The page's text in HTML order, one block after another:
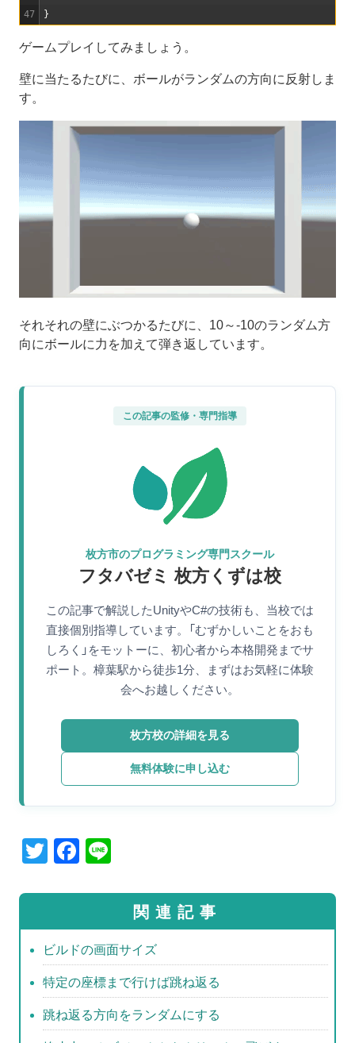
47
}
ゲームプレイしてみましょう。
壁に当たるたびに、ボールがランダムの方向に反射しま
す。
それそれの壁にぶつかるたびに、10～-10のランダム方
向にボールに力を加えて弾き返しています。
この記事の監修・専門指導
枚方市のプログラミング専門スクール
フタバゼミ 枚方くずは校
この記事で解説したUnityやC#の技術も、当校では
直接個別指導しています。「むずかしいことをおも
しろく」をモットーに、初心者から本格開発までサ
ポート。樟葉駅から徒歩1分、まずはお気軽に体験
会へお越しください。
枚方校の詳細を見る
無料体験に申し込む
T
tt
er
F
c
e
b
o
o
k
e 関連記事
ビルドの画面サイズ
特定の座標まで行けば跳ね返る
跳ね返る方向をランダムにする